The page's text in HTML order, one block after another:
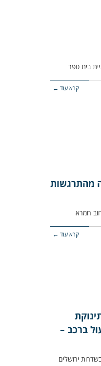
קרא עוד ←
מהתרגשות
קרא עוד ←
ברכב –